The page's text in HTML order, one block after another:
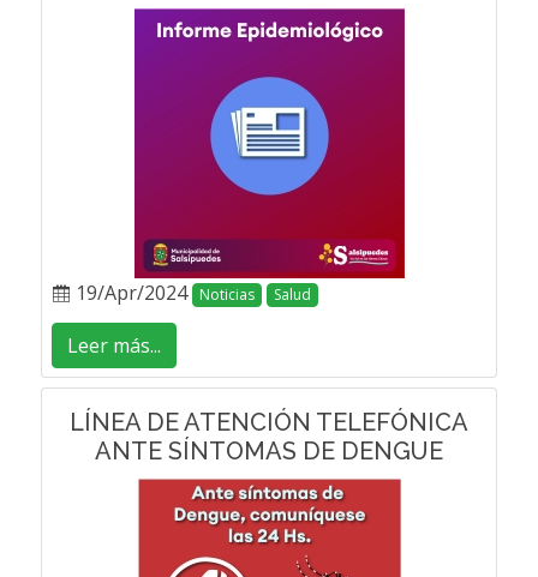
19/Apr/2024 Noticias Salud
Leer más...
LÍNEA DE ATENCIÓN TELEFÓNICA
ANTE SÍNTOMAS DE DENGUE